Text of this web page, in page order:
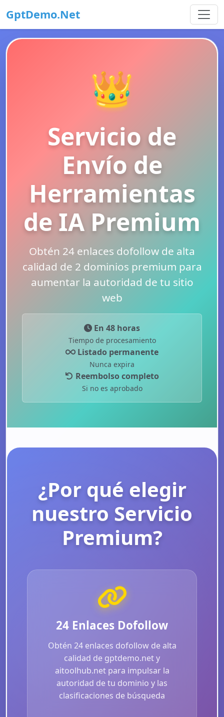
GptDemo.Net
👑
Servicio de
Envío de
Herramientas
de IA Premium
Obtén 24 enlaces dofollow de alta
calidad de 2 dominios premium para
aumentar la autoridad de tu sitio
web
En 48 horas
Tiempo de procesamiento
Listado permanente
Nunca expira
Reembolso completo
Si no es aprobado
¿Por qué elegir
nuestro Servicio
Premium?
24 Enlaces Dofollow
Obtén 24 enlaces dofollow de alta
calidad de gptdemo.net y
aitoolhub.net para impulsar la
autoridad de tu dominio y las
clasificaciones de búsqueda